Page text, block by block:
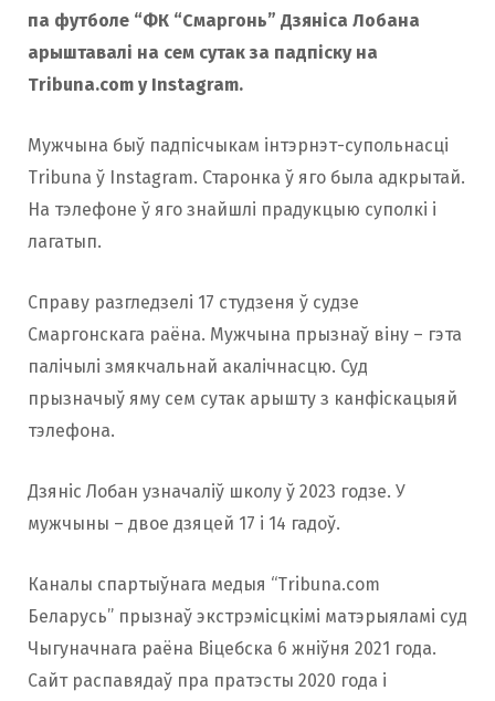
па футболе “ФК “Смаргонь” Дзяніса Лобана
арыштавалі на сем сутак за падпіску на
Tribuna.com у Instagram.
Мужчына быў падпісчыкам інтэрнэт-супольнасці
Tribuna ў Instagram. Старонка ў яго была адкрытай.
На тэлефоне ў яго знайшлі прадукцыю суполкі і
лагатып.
Справу разгледзелі 17 студзеня ў судзе
Смаргонскага раёна. Мужчына прызнаў віну – гэта
палічылі змякчальнай акалічнасцю. Суд
прызначыў яму сем сутак арышту з канфіскацыяй
тэлефона.
Дзяніс Лобан узначаліў школу ў 2023 годзе. У
мужчыны – двое дзяцей 17 і 14 гадоў.
Каналы спартыўнага медыя “Tribuna.com
Беларусь” прызнаў экстрэмісцкімі матэрыяламі суд
Чыгуначнага раёна Віцебска 6 жніўня 2021 года.
Сайт распавядаў пра пратэсты 2020 года і